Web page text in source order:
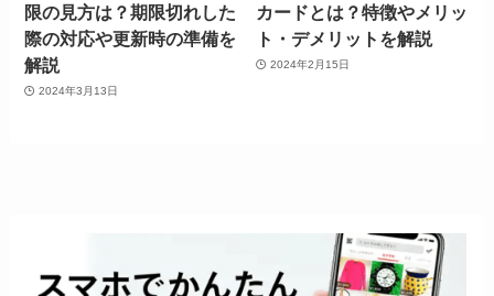
限の見方は？期限切れした
際の対応や更新時の準備を
解説
2024年3月13日
カードとは？特徴やメリッ
ト・デメリットを解説
2024年2月15日